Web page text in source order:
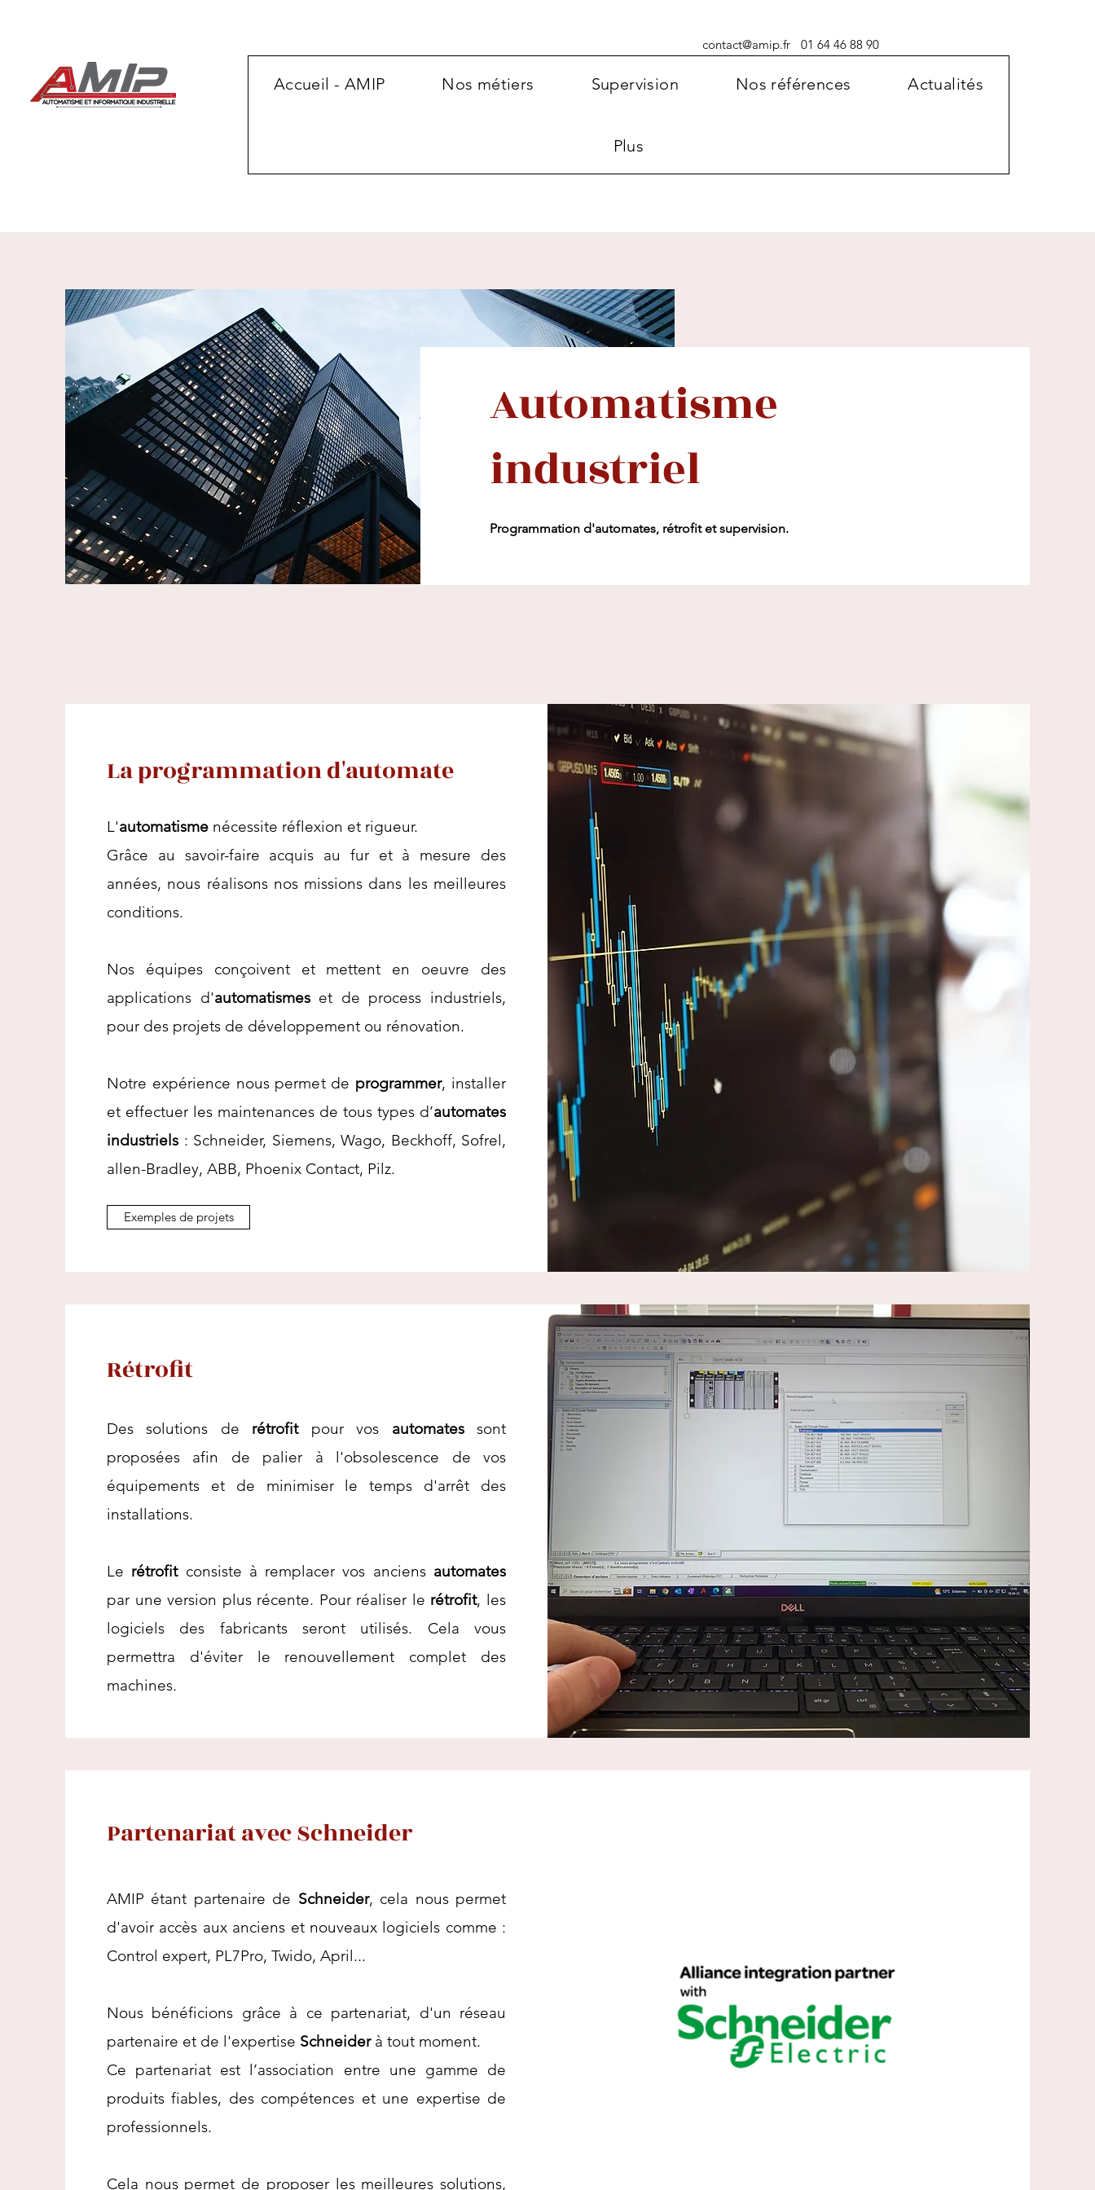
contact@amip.fr 01 64 46 88 90
Accueil - AMIP Nos métiers Supervision Nos références Actualités
Plus
Automatisme
industriel
Programmation d'automates, rétrofit et supervision.
La programmation d'automate
L'automatisme nécessite réflexion et rigueur.
Grâce au savoir-faire acquis au fur et à mesure des
années, nous réalisons nos missions dans les meilleures
conditions.
Nos équipes conçoivent et mettent en oeuvre des
applications d'automatismeset de process industriels,
pour des projets de développement ou rénovation.
Notre expérience nous permet de programmer, installer
et effectuer les maintenances de tous types d’automates
industriels : Schneider, Siemens, Wago, Beckhoff, Sofrel,
allen-Bradley, ABB, Phoenix Contact, Pilz.
Exemples de projets
Rétrofit
Des solutions de rétrofitpour vos automatessont
proposées afin de palier à l'obsolescence de vos
équipements et de minimiser le temps d'arrêt des
installations.
Le rétrofitconsiste à remplacer vos anciens automates
par une version plus récente. Pour réaliser le rétrofit, les
logiciels des fabricants seront utilisés. Cela vous
permettra d'éviter le renouvellement complet des
machines.
Partenariat avec Schneider
AMIP étant partenaire de Schneider, cela nous permet
d'avoir accès aux anciens et nouveaux logiciels comme :
Control expert, PL7Pro, Twido, April...
Nous bénéficions grâce à ce partenariat, d'un réseau
partenaire et de l'expertise Schneiderà tout moment.
Ce partenariat est l’association entre une gamme de
produits fiables, des compétences et une expertise de
professionnels.
Cela nous permet de proposer les meilleures solutions,